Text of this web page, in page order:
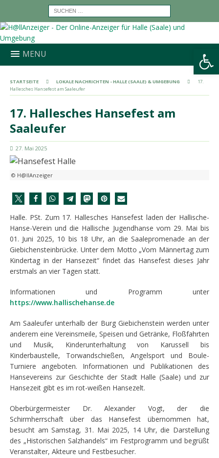
Werkzeugleiste öffnen
MENU
STARTSEITE LOKALE NACHRICHTEN - HALLE (SAALE) & UMGEBUNG
17.
Hallesches Hansefest am Saaleufer
17. Hallesches Hansefest am
Saaleufer
27. Mai 2025
© H@llAnzeiger
Halle. PSt. Zum 17. Hallesches Hansefest laden der Hallische-
Hanse-Verein und die Hallische Jugendhanse vom 29. Mai bis
01. Juni 2025, 10 bis 18 Uhr, an die Saalepromenade an der
Giebichensteinbrücke. Unter dem Motto „Vom Männertag zum
Kindertag in der Hansezeit“ findet das Hansefest dieses Jahr
erstmals an vier Tagen statt.
Informationen und Programm unter
https://www.hallischehanse.de
Am Saaleufer unterhalb der Burg Giebichenstein werden unter
anderem eine Vereinsmeile, Speisen und Getränke, Floßfahrten
und Musik, Kinderunterhaltung von Karussell bis
Kinderbaustelle, Torwandschießen, Angelsport und Boule-
Turniere angeboten. Informationen und Publikationen des
Hansevereins zur Geschichte der Stadt Halle (Saale) und zur
Hansezeit gibt es im rot-weißen Hansezelt.
Oberbürgermeister Dr. Alexander Vogt, der die
Schirmherrschaft über das Hansefest übernommen hat,
besucht am Samstag, 31. Mai 2025, 14 Uhr, die Darstellung
des „Historischen Salzhandels“ im Festprogramm und begrüßt
Veranstalter, Akteure und Festbesucher.